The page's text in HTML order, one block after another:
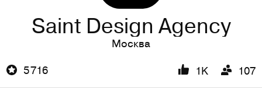
Saint Design Agency
Москва
5 716
1K 107